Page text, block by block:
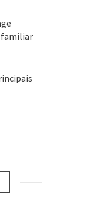
familiar